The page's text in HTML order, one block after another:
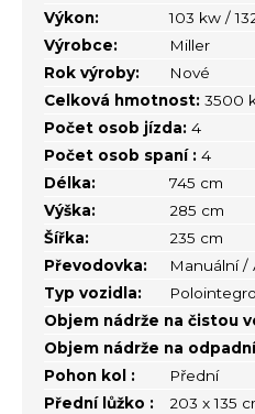
Výkon:
103 kw /
Výrobce:
Miller
Rok výroby:
Nové
Celková hmotnost: 3500
Počet osob jízda: 4
Počet osob spaní : 4
Délka:
745 cm
Výška:
285 cm
Šířka:
235 cm
Převodovka:
Manuální /
Typ vozidla:
Objem nádrže na čistou
Objem nádrže na
Pohon kol :
Přední
Přední lůžko :
203 x 135